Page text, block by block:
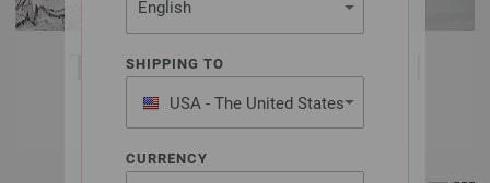
SHIPPING TO
USA - The United States
of America
CURRENCY
TILBEHØR | KNAPPER |
UNION KNOPF